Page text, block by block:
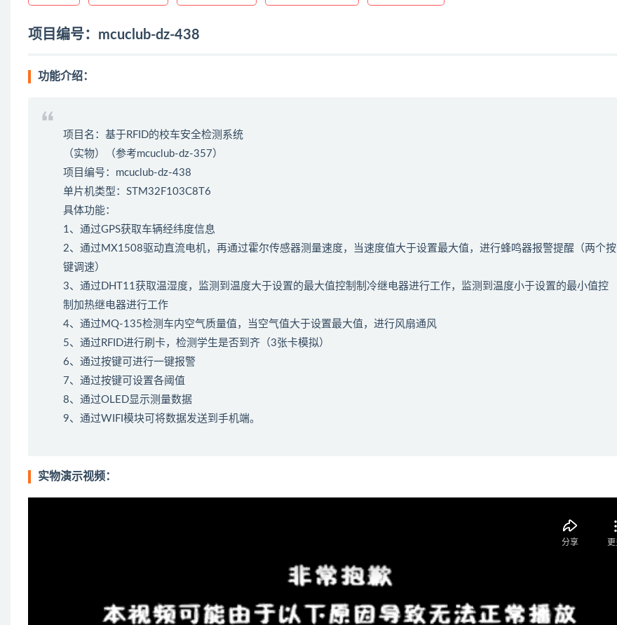
项目编号：mcuclub-dz-438
功能介绍：
项目名：基于RFID的校车安全检测系统
（实物）（参考mcuclub-dz-357）
项目编号：mcuclub-dz-438
单片机类型：STM32F103C8T6
具体功能：
1、通过GPS获取车辆经纬度信息
2、通过MX1508驱动直流电机，再通过霍尔传感器测量速度，当速度值大于设置最大值，进行蜂鸣器报警提醒（两个按
键调速）
3、通过DHT11获取温湿度，监测到温度大于设置的最大值控制制冷继电器进行工作，监测到温度小于设置的最小值控
制加热继电器进行工作
4、通过MQ-135检测车内空气质量值，当空气值大于设置最大值，进行风扇通风
5、通过RFID进行刷卡，检测学生是否到齐（3张卡模拟）
6、通过按键可进行一键报警
7、通过按键可设置各阈值
8、通过OLED显示测量数据
9、通过WIFI模块可将数据发送到手机端。
实物演示视频：